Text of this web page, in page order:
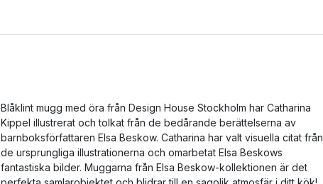
Blåklint mugg med öra från Design House Stockholm har Catharina
Kippel illustrerat och tolkat från de bedårande berättelserna av
barnboksförfattaren Elsa Beskow. Catharina har valt visuella citat från
de ursprungliga illustrationerna och omarbetat Elsa Beskows
fantastiska bilder. Muggarna från Elsa Beskow-kollektionen är det